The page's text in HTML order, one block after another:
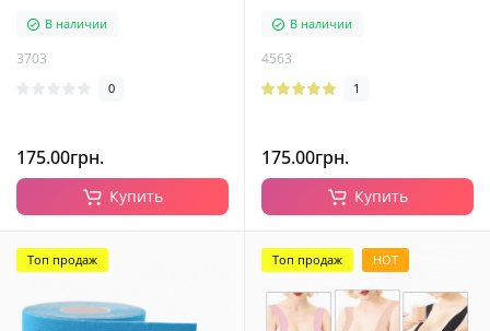
В наличии
3703
0
175.00грн.
Купить
В наличии
4563
1
175.00грн.
Купить
Топ продаж Топ продаж HOT